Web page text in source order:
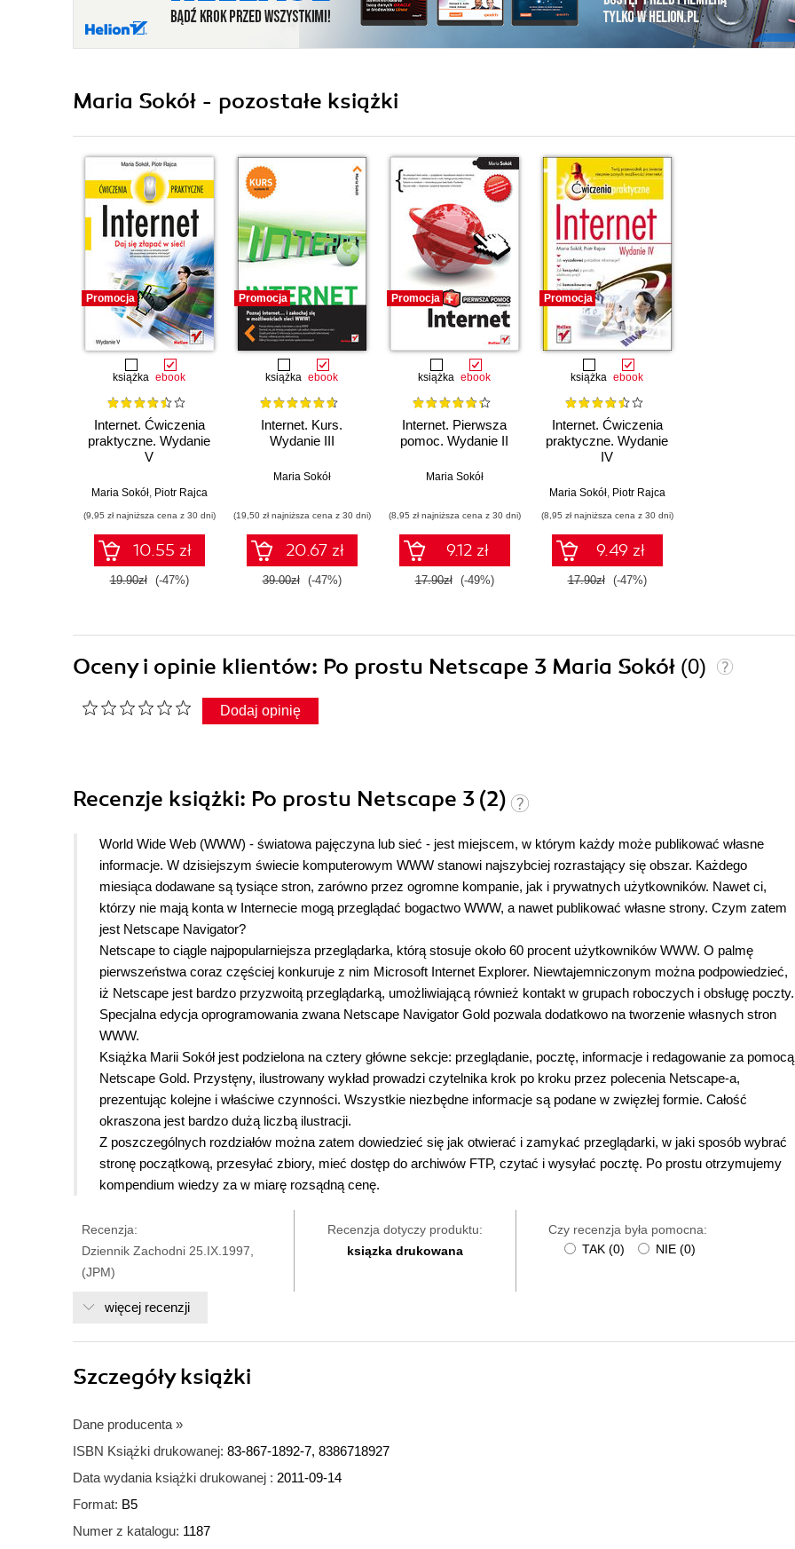
Maria Sokół - pozostałe książki
Promocja
książka ebook
Internet. Ćwiczenia
praktyczne. Wydanie
V
Maria Sokół, Piotr Rajca
(9,95 zł najniższa cena z 30 dni)
10.55 zł
19.90zł (-47%)
Promocja
książka ebook
Internet. Kurs.
Wydanie III
Maria Sokół
(19,50 zł najniższa cena z 30 dni)
20.67 zł
39.00zł (-47%)
Promocja
książka ebook
Internet. Pierwsza
pomoc. Wydanie II
Maria Sokół
(8,95 zł najniższa cena z 30 dni)
9.12 zł
17.90zł (-49%)
Promocja
książka ebook
Internet. Ćwiczenia
praktyczne. Wydanie
IV
Maria Sokół, Piotr Rajca
(8,95 zł najniższa cena z 30 dni)
9.49 zł
17.90zł (-47%)
Oceny i opinie klientów: Po prostu Netscape 3 Maria Sokół (0)
Dodaj opinię
Recenzje książki: Po prostu Netscape 3 (2)
World Wide Web (WWW) - światowa pajęczyna lub sieć - jest miejscem, w którym każdy może publikować własne
informacje. W dzisiejszym świecie komputerowym WWW stanowi najszybciej rozrastający się obszar. Każdego
miesiąca dodawane są tysiące stron, zarówno przez ogromne kompanie, jak i prywatnych użytkowników. Nawet ci,
którzy nie mają konta w Internecie mogą przeglądać bogactwo WWW, a nawet publikować własne strony. Czym zatem
jest Netscape Navigator?
Netscape to ciągle najpopularniejsza przeglądarka, którą stosuje około 60 procent użytkowników WWW. O palmę
pierwszeństwa coraz częściej konkuruje z nim Microsoft Internet Explorer. Niewtajemniczonym można podpowiedzieć,
iż Netscape jest bardzo przyzwoitą przeglądarką, umożliwiającą również kontakt w grupach roboczych i obsługę poczty.
Specjalna edycja oprogramowania zwana Netscape Navigator Gold pozwala dodatkowo na tworzenie własnych stron
WWW.
Książka Marii Sokół jest podzielona na cztery główne sekcje: przeglądanie, pocztę, informacje i redagowanie za pomocą
Netscape Gold. Przystęny, ilustrowany wykład prowadzi czytelnika krok po kroku przez polecenia Netscape-a,
prezentując kolejne i właściwe czynności. Wszystkie niezbędne informacje są podane w zwięzłej formie. Całość
okraszona jest bardzo dużą liczbą ilustracji.
Z poszczególnych rozdziałów można zatem dowiedzieć się jak otwierać i zamykać przeglądarki, w jaki sposób wybrać
stronę początkową, przesyłać zbiory, mieć dostęp do archiwów FTP, czytać i wysyłać pocztę. Po prostu otrzymujemy
kompendium wiedzy za w miarę rozsądną cenę.
Recenzja:
Dziennik Zachodni 25.IX.1997,
(JPM)
Recenzja dotyczy produktu:
ksiązka drukowana
Czy recenzja była pomocna:
TAK (0) NIE (0)
więcej recenzji
Szczegółyksiążki
Dane producenta »
ISBN Książki drukowanej: 83-867-1892-7, 8386718927
Data wydania książki drukowanej : 2011-09-14
Format: B5
Numer z katalogu: 1187